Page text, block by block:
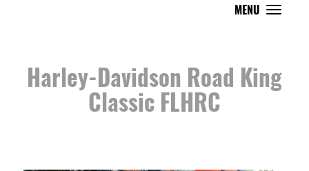
MENU
Toggle
Harley-Davidson Road King
Classic FLHRC